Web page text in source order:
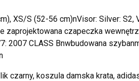
XS/S (52-56 cm)nVisor: Silver:
zaprojektowana czapeczka
2007 CLASS Bnwbudowana
czarny, koszula damska krata,